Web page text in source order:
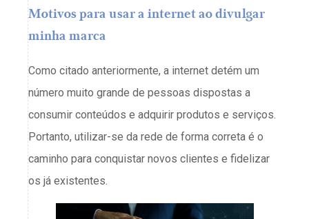
Motivos para usar a internet ao divulgar
minha marca
Como citado anteriormente, a internet detém um
número muito grande de pessoas dispostas a
consumir conteúdos e adquirir produtos e serviços.
Portanto, utilizar-se da rede de forma correta é o
caminho para conquistar novos clientes e fidelizar
os já existentes.